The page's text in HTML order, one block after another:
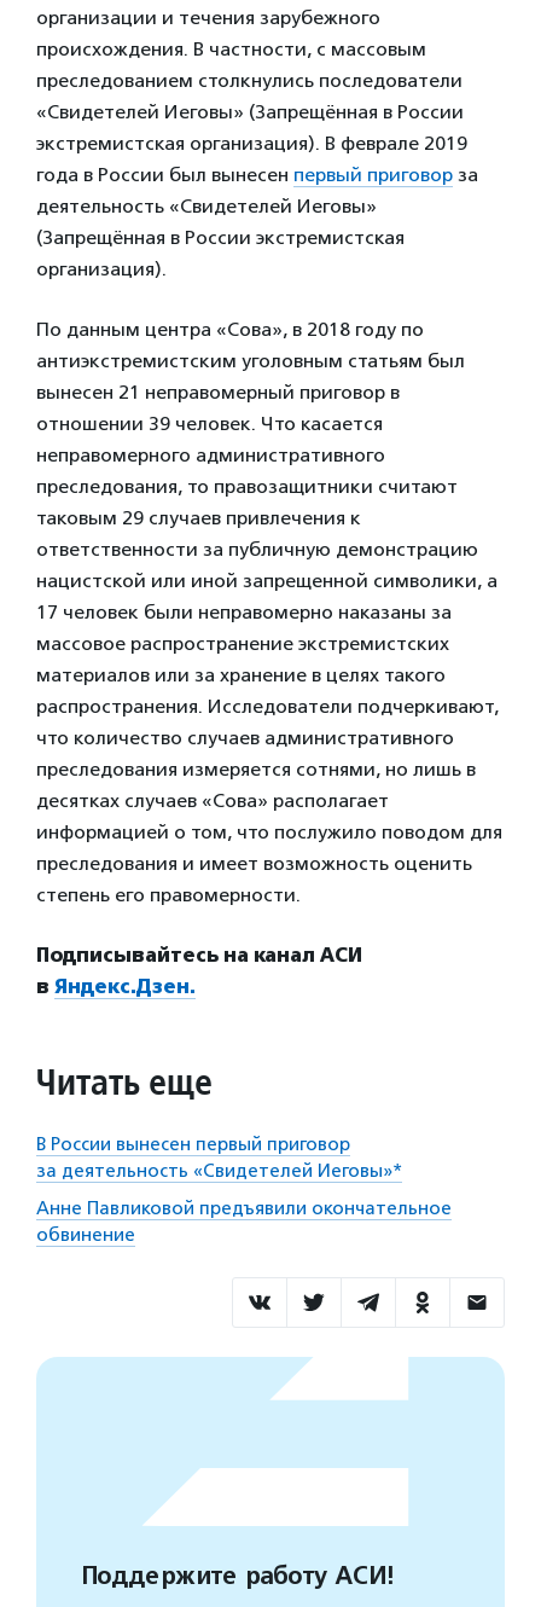
организации и течения зарубежного
происхождения. В частности, с массовым
преследованием столкнулись последователи
«Свидетелей Иеговы» (Запрещённая в России
экстремистская организация). В феврале 2019
года в России был вынесен первый приговор за
деятельность «Свидетелей Иеговы»
(Запрещённая в России экстремистская
организация).
По данным центра «Сова», в 2018 году по
антиэкстремистским уголовным статьям был
вынесен 21 неправомерный приговор в
отношении 39 человек. Что касается
неправомерного административного
преследования, то правозащитники считают
таковым 29 случаев привлечения к
ответственности за публичную демонстрацию
нацистской или иной запрещенной символики, а
17 человек были неправомерно наказаны за
массовое распространение экстремистских
материалов или за хранение в целях такого
распространения. Исследователи подчеркивают,
что количество случаев административного
преследования измеряется сотнями, но лишь в
десятках случаев «Сова» располагает
информацией о том, что послужило поводом для
преследования и имеет возможность оценить
степень его правомерности.
Подписывайтесь на канал АСИ
в Яндекс.Дзен.
Читать еще
В России вынесен первый приговор
за деятельность «Свидетелей Иеговы»*
Анне Павликовой предъявили окончательное
обвинение
Поддержите работу АСИ!